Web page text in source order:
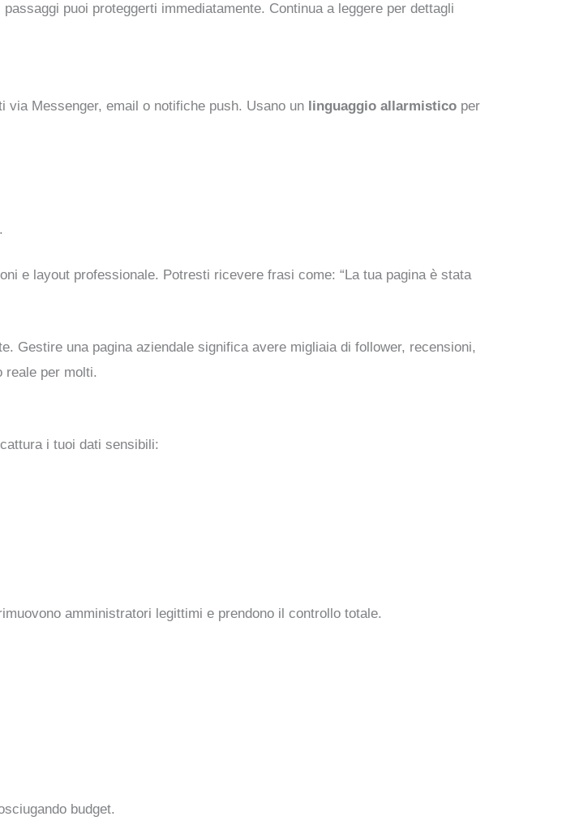
puoi proteggerti immediatamente. Continua a leggere per dettagli
via Messenger, email o notifiche push. Usano un linguaggio allarmistico per
.
e layout professionale. Potresti ricevere frasi come: “La tua pagina è stata
Gestire una pagina aziendale significa avere migliaia di follower, recensioni,
reale per molti.
i tuoi dati sensibili:
amministratori legittimi e prendono il controllo totale.
budget.